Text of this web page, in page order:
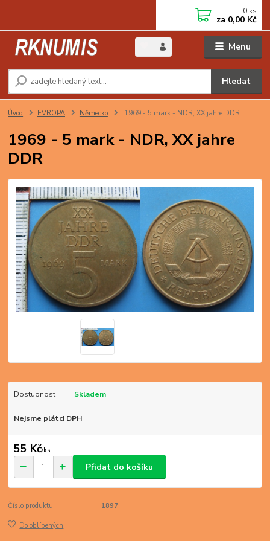
Menu
Hledat
0 ks
za 0,00 Kč
Úvod EVROPA Německo 1969 - 5 mark - NDR, XX jahre DDR
1969 - 5 mark - NDR, XX jahre
DDR
Dostupnost Skladem
Nejsme plátci DPH
55 Kč/ks
Přidat do košíku
Číslo produktu: 1897
Do oblíbených